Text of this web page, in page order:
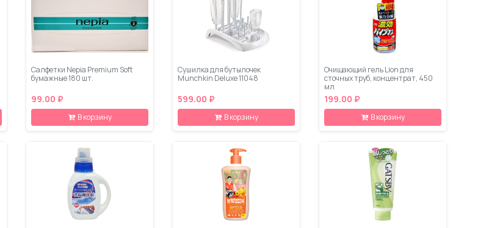
Салфетки Nepia Premium Soft
бумажные 180 шт.
99.00 ₽
В корзину
Сушилка для бутылочек
Munchkin Deluxe 11048
599.00 ₽
В корзину
Очищающий гель Lion для
сточных труб, концентрат, 450
мл
199.00 ₽
В корзину